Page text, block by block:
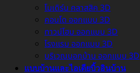
โมเดิร์น คลาสสิค 3D
คอนโด ออกแบบ 3D
ทาวน์โฮม ออกแบบ 3D
โรงแรม ออกแบบ 3D
บริเวณนอกบ้าน ออกแบบ 3D
แบบบ้านและไอเดียบิ้วอินบ้าน